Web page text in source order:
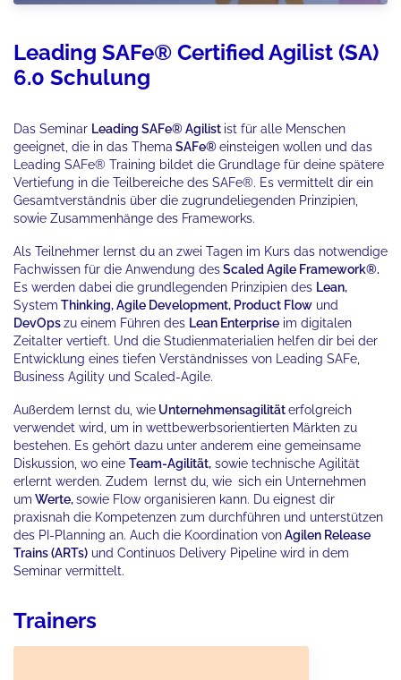
Leading SAFe® Certified Agilist (SA)
6.0 Schulung
Das Seminar Leading SAFe® Agilist ist für alle Menschen
geeignet, die in das Thema SAFe® einsteigen wollen und das
Leading SAFe® Training bildet die Grundlage für deine spätere
Vertiefung in die Teilbereiche des SAFe®. Es vermittelt dir ein
Gesamtverständnis über die zugrundeliegenden Prinzipien,
sowie Zusammenhänge des Frameworks.
Als Teilnehmer lernst du an zwei Tagen im Kurs das notwendige
Fachwissen für die Anwendung desScaled Agile Framework®.
Es werden dabei die grundlegenden Prinzipien des Lean,
System Thinking, Agile Development, Product Flow und
DevOpszu einem Führen des Lean Enterprise im digitalen
Zeitalter vertieft. Und die Studienmaterialien helfen dir bei der
Entwicklung eines tiefen Verständnisses von Leading SAFe,
Business Agility und Scaled-Agile.
Außerdem lernst du, wie Unternehmensagilitäterfolgreich
verwendet wird, um in wettbewerbsorientierten Märkten zu
bestehen. Es gehört dazu unter anderem eine gemeinsame
Diskussion, wo eine Team-Agilität, sowie technische Agilität
erlernt werden. Zudem
lernst du, wie sich ein Unternehmen
um Werte,sowie Flow organisieren kann. Du eignest dir
praxisnah die Kompetenzen zum durchführen und unterstützen
des PI-Planning an. Auch die Koordination vonAgilen Release
Trains (ARTs) und Continuos Delivery Pipeline wird in dem
Seminar vermittelt.
Trainers